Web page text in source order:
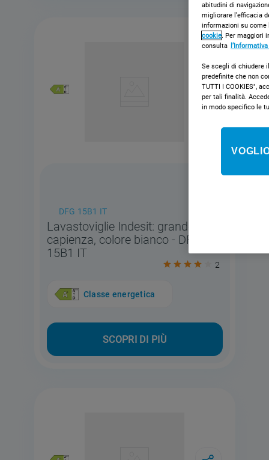
DFG 15B1 IT
Lavastoviglie Indesit: grande
capienza, colore bianco - DFG
15B1 IT
2
Classe energetica
SCOPRI DI PIÙ
abitudini di
migliorare l’efficacia
informazioni su come
cookie. Per maggiori
consulta
Se scegli di chiudere
predefinite che non
TUTTI I COOKIES",
per tali finalità.
in modo specifico le